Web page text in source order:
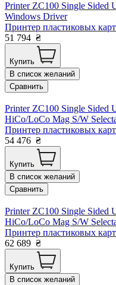
Printer ZC100 Single Sided
Windows Driver
Принтер пластиковых
51 794 ₴
Купить
В список желаний
Сравнить
Printer ZC100 Single Sided
HiCo/LoCo Mag S/W
Принтер пластиковых
54 476 ₴
Купить
В список желаний
Сравнить
Printer ZC100 Single Sided
HiCo/LoCo Mag S/W
Принтер пластиковых
62 689 ₴
Купить
В список желаний